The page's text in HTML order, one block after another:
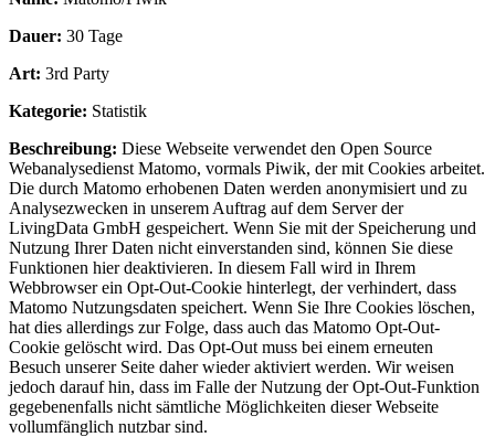
Dauer: 30 Tage
Art: 3rd Party
Kategorie: Statistik
Beschreibung: Diese Webseite verwendet den Open Source
Webanalysedienst Matomo, vormals Piwik, der mit Cookies arbeitet.
Die durch Matomo erhobenen Daten werden anonymisiert und zu
Analysezwecken in unserem Auftrag auf dem Server der
LivingData GmbH gespeichert. Wenn Sie mit der Speicherung und
Nutzung Ihrer Daten nicht einverstanden sind, können Sie diese
Funktionen hier deaktivieren. In diesem Fall wird in Ihrem
Webbrowser ein Opt-Out-Cookie hinterlegt, der verhindert, dass
Matomo Nutzungsdaten speichert. Wenn Sie Ihre Cookies löschen,
hat dies allerdings zur Folge, dass auch das Matomo Opt-Out-
Cookie gelöscht wird. Das Opt-Out muss bei einem erneuten
Besuch unserer Seite daher wieder aktiviert werden. Wir weisen
jedoch darauf hin, dass im Falle der Nutzung der Opt-Out-Funktion
gegebenenfalls nicht sämtliche Möglichkeiten dieser Webseite
vollumfänglich nutzbar sind.